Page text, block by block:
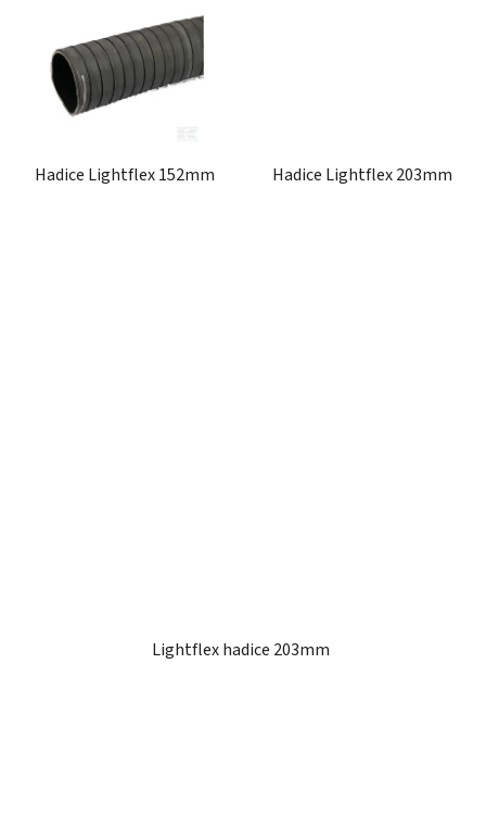
Hadice Lightflex 152mm Hadice Lightflex 203mm
Lightflex hadice 203mm